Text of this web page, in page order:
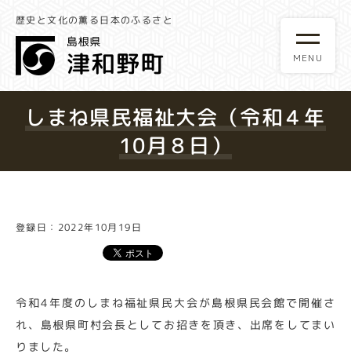
歴史と文化の薫る日本のふるさと
しまね県民福祉大会（令和４年
10月８日）
登録日：2022年10月19日
令和4年度のしまね福祉県民大会が島根県民会館で開催さ
れ、島根県町村会長としてお招きを頂き、出席をしてまい
りました。